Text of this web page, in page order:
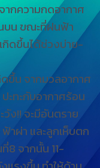
กความกดอากาศ
บน ขณะที่ฝนฟ้า
กิดขึ้นได้ช่วงบ่าย-
ขึ้น จากมวลอากาศ
ะทะกับอากาศร้อน
ง!! จะมีอันตราย
าผ่า และลูกเห็บตก
8 จากนั้น 11-